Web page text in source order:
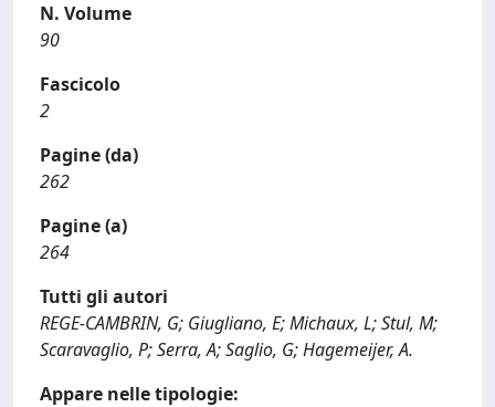
N. Volume
90
Fascicolo
2
Pagine (da)
262
Pagine (a)
264
Tutti gli autori
REGE-CAMBRIN, G; Giugliano, E; Michaux, L; Stul, M;
Scaravaglio, P; Serra, A; Saglio, G; Hagemeijer, A.
Appare nelle tipologie: